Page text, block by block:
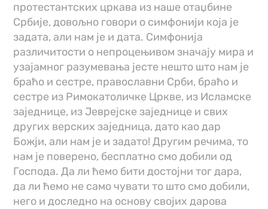
протестантских цркава из наше отаџбине
Србије, довољно говори о симфонији која је
задата, али нам је и дата. Симфонија
различитости о непроцењивом значају мира и
узајамног разумевања јесте нешто што нам је
браћо и сестре, православни Срби, браћо и
сестре из Римокатоличке Цркве, из Исламске
заједнице, из Јеврејске заједнице и свих
других верских заједница, дато као дар
Божји, али нам је и задато! Другим речима, то
нам је поверено, бесплатно смо добили од
Господа. Да ли ћемо бити достојни тог дара,
да ли ћемо не само чувати то што смо добили,
него и доследно на основу својих дарова